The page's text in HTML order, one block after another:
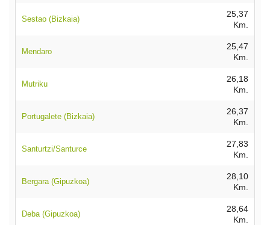
Sestao (Bizkaia)
25,37
Km.
Mendaro
25,47
Km.
Mutriku
26,18
Km.
Portugalete (Bizkaia)
26,37
Km.
Santurtzi/Santurce
27,83
Km.
Bergara (Gipuzkoa)
28,10
Km.
Deba (Gipuzkoa)
28,64
Km.